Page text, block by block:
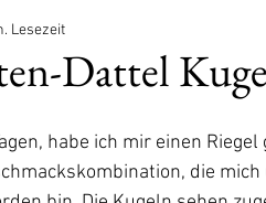
Dattel
Lesezeit
habe ich mir einen
die